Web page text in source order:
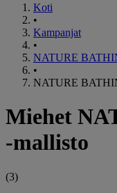
Koti
•
Kampanjat
•
NATURE
•
NATURE
Miehet
-mallisto
(3)